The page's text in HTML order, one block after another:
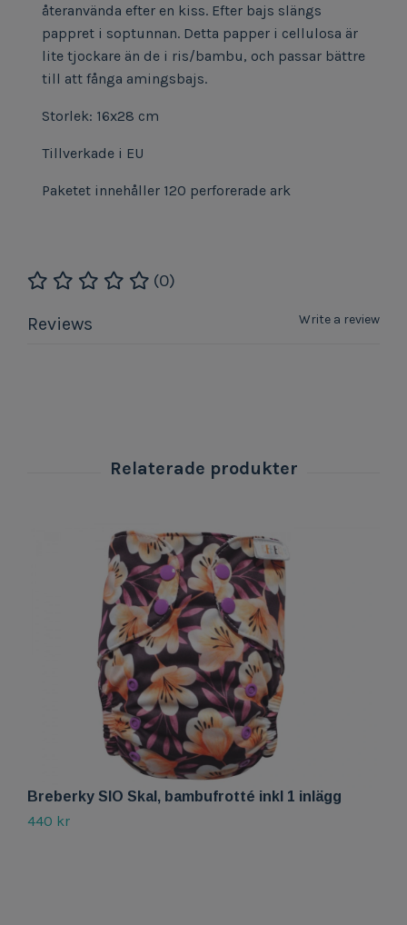
återanvända efter en kiss. Efter bajs slängs
pappret i soptunnan. Detta papper i cellulosa är
lite tjockare än de i ris/bambu, och passar bättre
till att fånga amingsbajs.
Storlek: 16x28 cm
Tillverkade i EU
Paketet innehåller 120 perforerade ark
(0)
Reviews Write a review
Breberky SIO Skal, bambufrotté inkl 1 inlägg
440 kr